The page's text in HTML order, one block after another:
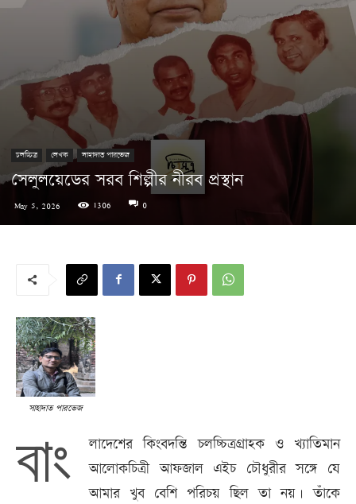
চলচ্চিত্র লেখক সাহাদাত পারভেজ
সেলুলয়েডের সরব শিল্পীর নীরব প্রস্থান
May 5, 2026 1306 0
সাহাদাত পারভেজ
বাং
লাদেশের কিংবদন্তি চলচ্চিত্রগ্রাহক ও খ্যাতিমান
আলোকচিত্রী আফজাল এইচ চৌধুরীর সঙ্গে যে
আমার খুব বেশি পরিচয় ছিল তা নয়। তাঁকে